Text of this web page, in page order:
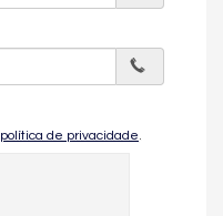
política de privacidade